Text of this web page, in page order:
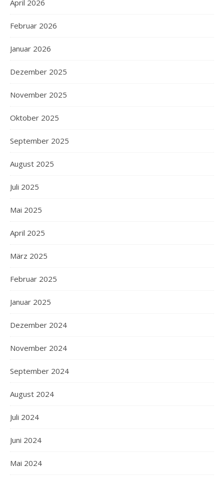
April 2026
Februar 2026
Januar 2026
Dezember 2025
November 2025
Oktober 2025
September 2025
August 2025
Juli 2025
Mai 2025
April 2025
März 2025
Februar 2025
Januar 2025
Dezember 2024
November 2024
September 2024
August 2024
Juli 2024
Juni 2024
Mai 2024